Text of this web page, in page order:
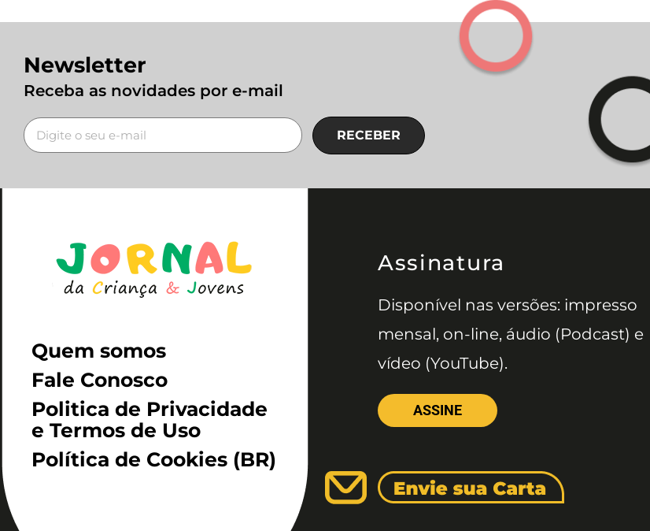
Newsletter
Receba as novidades por e-mail
RECEBER
Quem somos
Fale Conosco
Politica de Privacidade
e Termos de Uso
Política de Cookies (BR)
Assinatura
Disponível nas versões: impresso
mensal, on-line, áudio (Podcast) e
vídeo (YouTube).
ASSINE